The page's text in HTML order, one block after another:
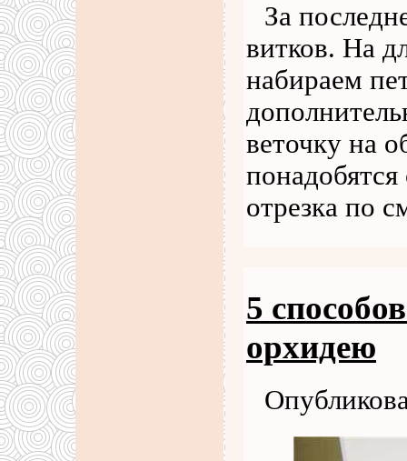
За
витков. На
набираем
веточку на
отрезка по
5
орхидею